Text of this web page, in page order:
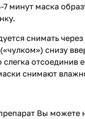
7 минут маска
снимать
снизу
слегка отсоединив
снимают
Вы можете